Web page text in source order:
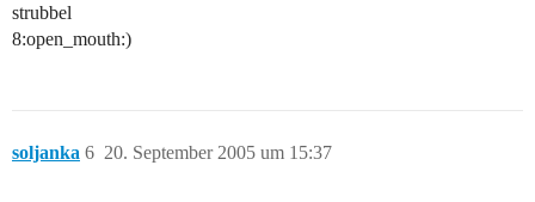
strubbel
8:open_mouth:)
soljanka 20. September 2005 um 15:37
6